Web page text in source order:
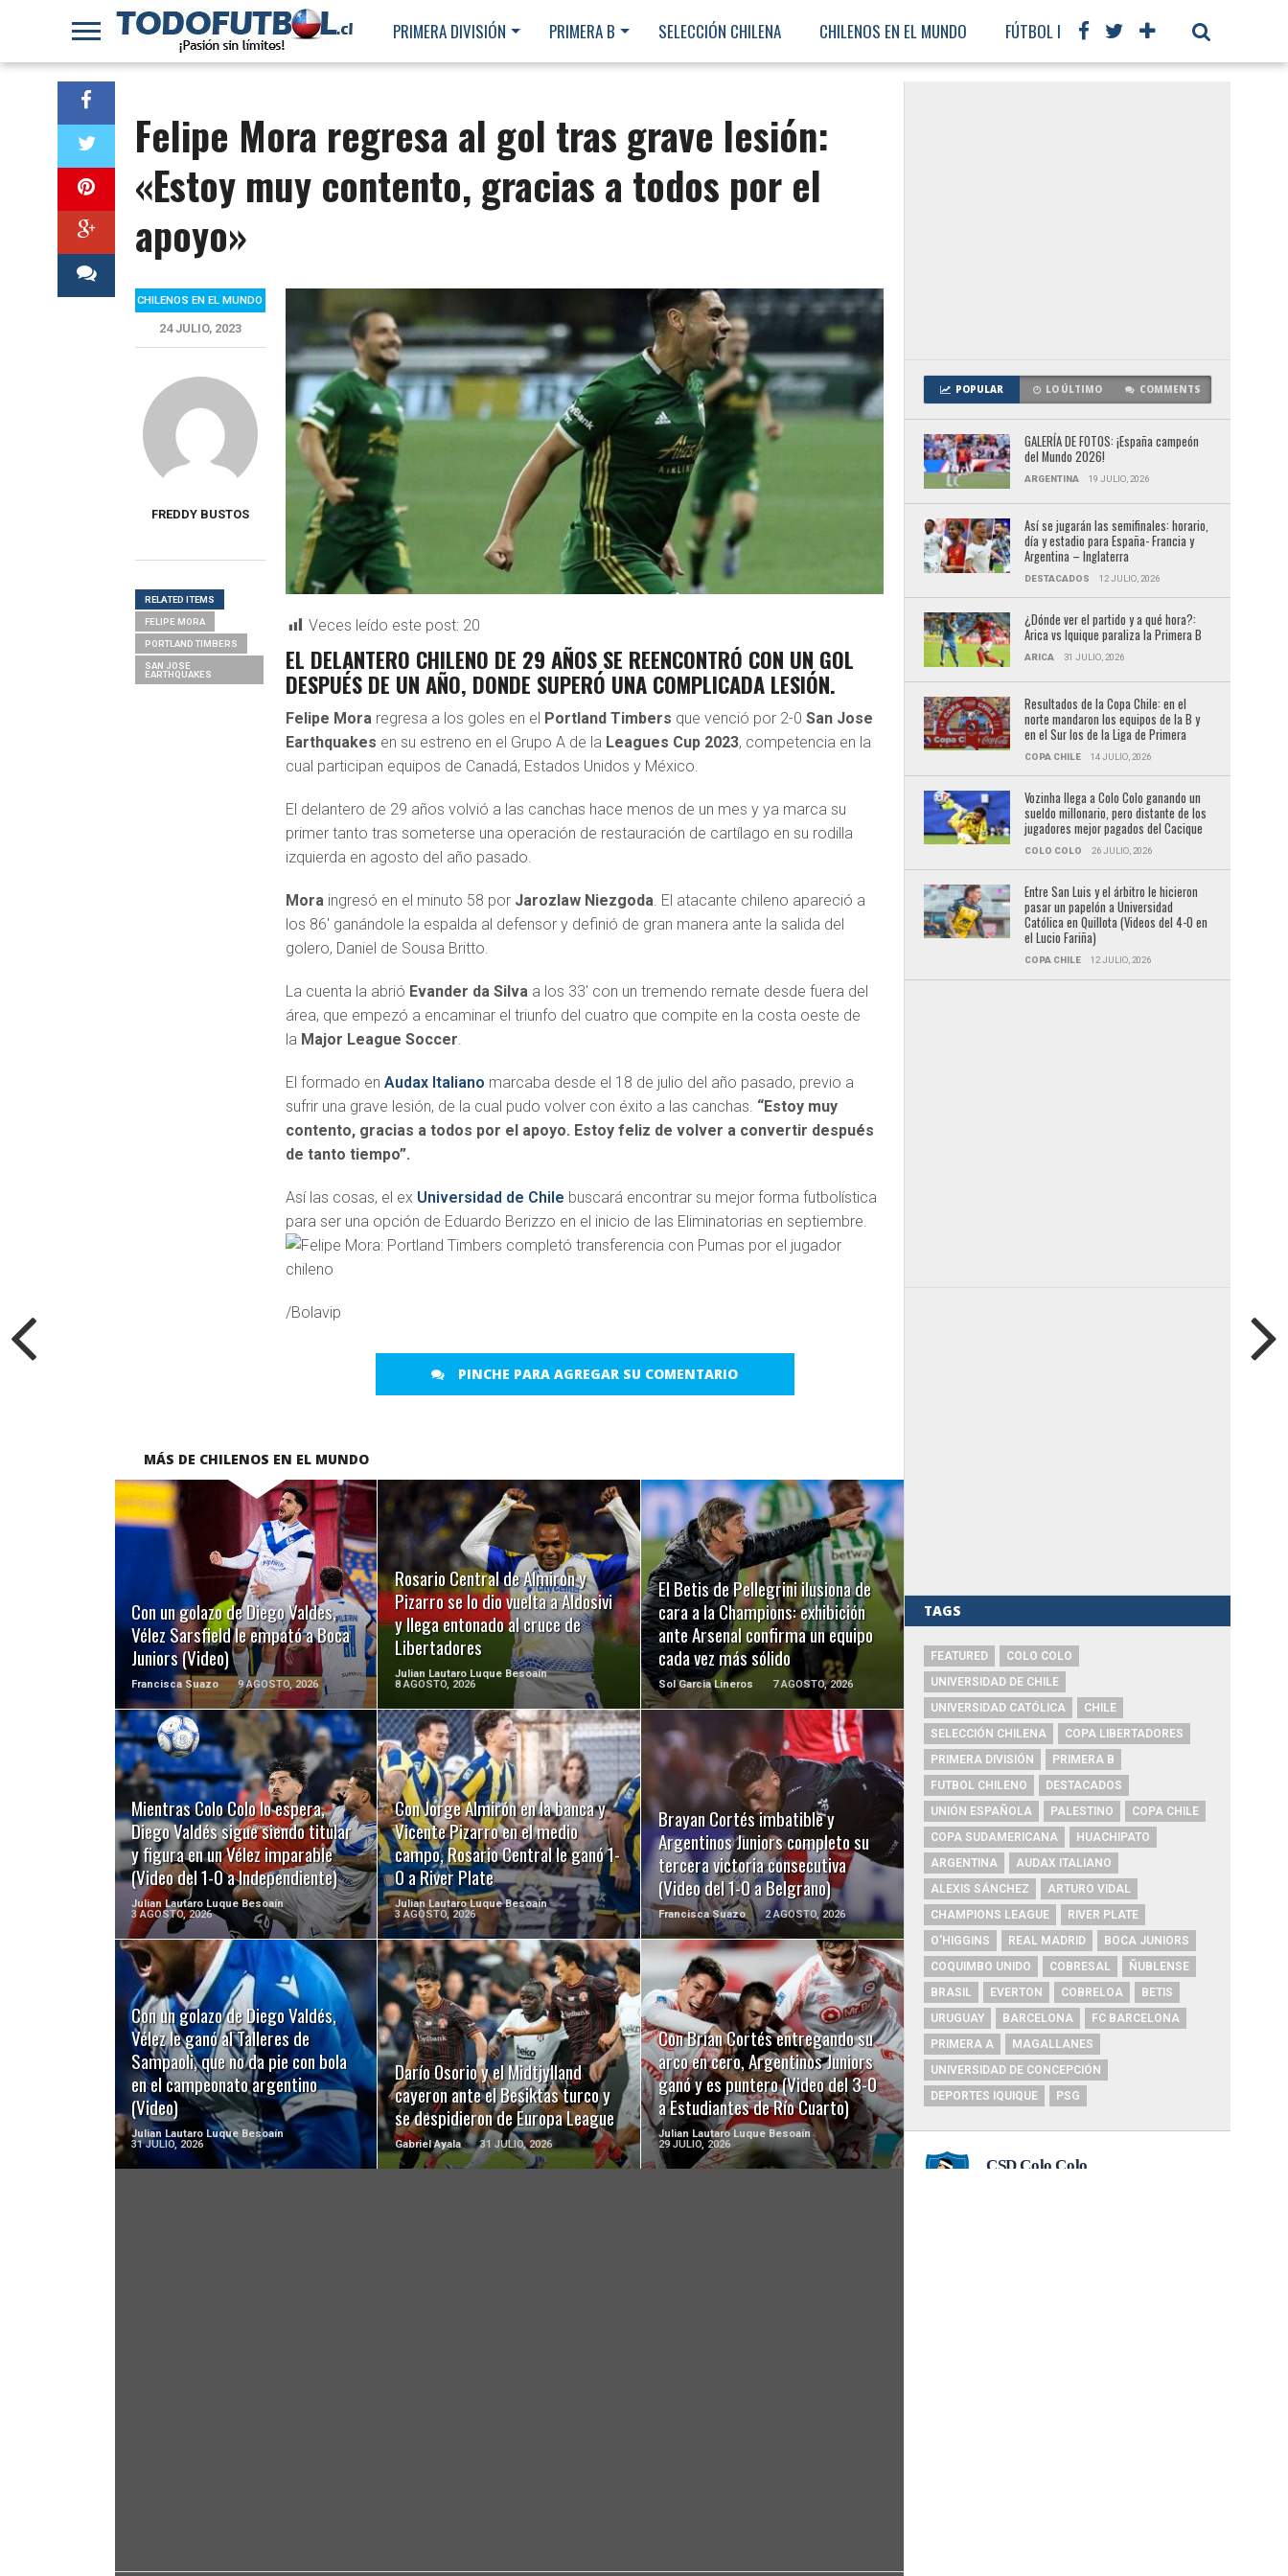
PRIMERA DIVISIÓN PRIMERA B SELECCIÓN CHILENA CHILENOS EN EL MUNDO FÚTBOL INTERNACIONAL
Felipe Mora regresa al gol tras grave lesión:
«Estoy muy contento, gracias a todos por el
apoyo»
Veces leído este post: 20
EL DELANTERO CHILENO DE 29 AÑOS SE REENCONTRÓ CON UN GOL
DESPUÉS DE UN AÑO, DONDE SUPERÓ UNA COMPLICADA LESIÓN.
Felipe Mora regresa a los goles en el Portland Timbers que venció por 2-0San Jose
Earthquakes en su estreno en el Grupo A de la Leagues Cup 2023, competencia en la
cual participan equipos de Canadá, Estados Unidos y México.
El delantero de 29 años volvió a las canchas hace menos de un mes y ya marca su
primer tanto tras someterse una operación de restauración de cartílago en su rodilla
izquierda en agosto del año pasado.
Mora ingresó en el minuto 58 por Jarozlaw Niezgoda. El atacante chileno apareció a
los 86′ ganándole la espalda al defensor y definió de gran manera ante la salida del
golero, Daniel de Sousa Britto.
La cuenta la abrió Evander da Silva a los 33′ con un tremendo remate desde fuera del
área, que empezó a encaminar el triunfo del cuatro que compite en la costa oeste de
la Major League Soccer.
El formado en Audax Italiano marcaba desde el 18 de julio del año pasado, previo a
sufrir una grave lesión, de la cual pudo volver con éxito a las canchas. “Estoy muy
contento, gracias a todos por el apoyo. Estoy feliz de volver a convertir después
de tanto tiempo”.
Así las cosas, el ex Universidad de Chile buscará encontrar su mejor forma futbolística
para ser una opción de Eduardo Berizzo en el inicio de las Eliminatorias en septiembre.
/Bolavip
PINCHE PARA AGREGAR SU COMENTARIO
CHILENOS EN EL MUNDO
24 JULIO, 2023
FREDDY BUSTOS
RELATED ITEMS
FELIPE MORA
PORTLAND TIMBERS
SAN JOSE
EARTHQUAKES
MÁS DE CHILENOS EN EL MUNDO
Con un golazo de Diego Valdes,
Vélez Sarsfield le empató a Boca
Juniors (Video)
Francisca Suazo 9 AGOSTO, 2026
LEER MÁS
Rosario Central de Almiron y
Pizarro se lo dio vuelta a Aldosivi
y llega entonado al cruce de
Libertadores
Julian Lautaro Luque Besoaín
8 AGOSTO, 2026
LEER MÁS
El Betis de Pellegrini ilusiona de
cara a la Champions: exhibición
ante Arsenal confirma un equipo
cada vez más sólido
Sol Garcia Lineros 7 AGOSTO, 2026
LEER MÁS
Mientras Colo Colo lo espera,
Diego Valdés sigue siendo titular
y figura en un Vélez imparable
(Video del 1-0 a Independiente)
Julian Lautaro Luque Besoaín
3 AGOSTO, 2026
LEER MÁS
Con Jorge Almirón en la banca y
Vicente Pizarro en el medio
campo, Rosario Central le ganó 1-
0 a River Plate
Julian Lautaro Luque Besoaín
3 AGOSTO, 2026
LEER MÁS
Brayan Cortés imbatible y
Argentinos Juniors completo su
tercera victoria consecutiva
(Video del 1-0 a Belgrano)
Francisca Suazo 2 AGOSTO, 2026
LEER MÁS
Con un golazo de Diego Valdés,
Vélez le ganó al Talleres de
Sampaoli, que no da pie con bola
en el campeonato argentino
(Video)
Julian Lautaro Luque Besoaín
31 JULIO, 2026
LEER MÁS
Darío Osorio y el Midtjylland
cayeron ante el Besiktas turco y
se despidieron de Europa League
Gabriel Ayala 31 JULIO, 2026
LEER MÁS
Con Brian Cortés entregando su
arco en cero, Argentinos Juniors
ganó y es puntero (Video del 3-0
a Estudiantes de Río Cuarto)
Julian Lautaro Luque Besoaín
29 JULIO, 2026
LEER MÁS
POPULAR LO ÚLTIMO COMMENTS
GALERÍA DE FOTOS: ¡España campeón
del Mundo 2026!
ARGENTINA 19 JULIO, 2026
Así se jugarán las semifinales: horario,
día y estadio para España- Francia y
Argentina – Inglaterra
DESTACADOS 12 JULIO, 2026
¿Dónde ver el partido y a qué hora?:
Arica vs Iquique paraliza la Primera B
ARICA 31 JULIO, 2026
Resultados de la Copa Chile: en el
norte mandaron los equipos de la B y
en el Sur los de la Liga de Primera
COPA CHILE 14 JULIO, 2026
Vozinha llega a Colo Colo ganando un
sueldo millonario, pero distante de los
jugadores mejor pagados del Cacique
COLO COLO 26 JULIO, 2026
Entre San Luis y el árbitro le hicieron
pasar un papelón a Universidad
Católica en Quillota (Videos del 4-0 en
el Lucio Fariña)
COPA CHILE 12 JULIO, 2026
TAGS
FEATURED
COLO COLO
UNIVERSIDAD DE CHILE
UNIVERSIDAD CATÓLICA
CHILE
SELECCIÓN CHILENA
COPA LIBERTADORES
PRIMERA DIVISIÓN
PRIMERA B
FUTBOL CHILENO
DESTACADOS
UNIÓN ESPAÑOLA
PALESTINO
COPA CHILE
COPA SUDAMERICANA
HUACHIPATO
ARGENTINA
AUDAX ITALIANO
ALEXIS SÁNCHEZ
ARTURO VIDAL
CHAMPIONS LEAGUE
RIVER PLATE
O'HIGGINS
REAL MADRID
BOCA JUNIORS
COQUIMBO UNIDO
COBRESAL
ÑUBLENSE
BRASIL
EVERTON COBRELOA
BETIS
URUGUAY
BARCELONA
FC BARCELONA
PRIMERA A
MAGALLANES
UNIVERSIDAD DE CONCEPCIÓN
DEPORTES IQUIQUE
PSG